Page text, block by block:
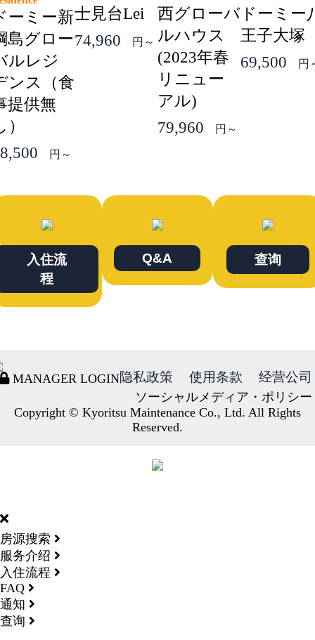
ーミー新
島グロー
ルレジ
ンス（食
提供無
）
円～
士見台Lei
74,960
円～
西グローバ
ルハウス
(2023年春
リニュー
アル)
79,960
円～
ドーミー
王子大塚
69,500
円
入住流
程
Q&A 查询
MANAGER LOGIN隐私政策 使用条款 经营公司
ソーシャルメディア・ポリシー
Copyright © Kyoritsu Maintenance Co., Ltd. All Rights
Reserved.
房源搜索
服务介绍
入住流程
FAQ
通知
查询